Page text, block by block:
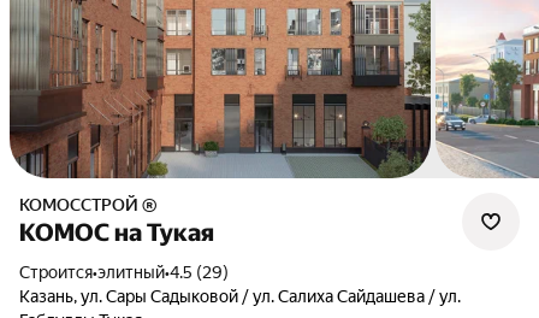
КОМОССТРОЙ ®
КОМОС на Тукая
Строится•элитный•4.5 (29)
Казань, ул. Сары Садыковой / ул. Салиха Сайдашева / ул.